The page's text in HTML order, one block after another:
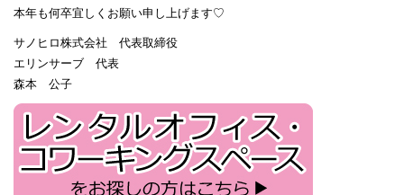
本年も何卒宜しくお願い申し上げます♡
サノヒロ株式会社 代表取締役
エリンサーブ 代表
森本 公子